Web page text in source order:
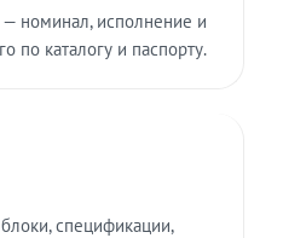
номинал, исполнение и
по каталогу и паспорту.
спецификации,